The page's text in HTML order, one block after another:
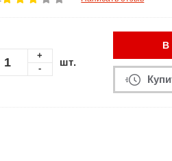
+
-
шт.
В